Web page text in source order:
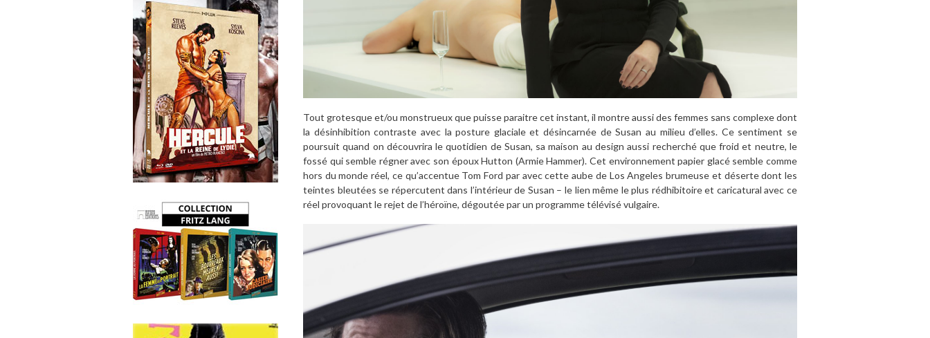
Tout grotesque et/ou monstrueux que puisse paraitre cet instant, il montre aussi des femmes sans complexe dont
la désinhibition contraste avec la posture glaciale et désincarnée de Susan au milieu d’elles. Ce sentiment se
poursuit quand on découvrira le quotidien de Susan, sa maison au design aussi recherché que froid et neutre, le
fossé qui semble régner avec son époux Hutton (Armie Hammer). Cet environnement papier glacé semble comme
hors du monde réel, ce qu’accentue Tom Ford par avec cette aube de Los Angeles brumeuse et déserte dont les
teintes bleutées se répercutent dans l’intérieur de Susan – le lien même le plus rédhibitoire et caricatural avec ce
réel provoquant le rejet de l’héroïne, dégoutée par un programme télévisé vulgaire.